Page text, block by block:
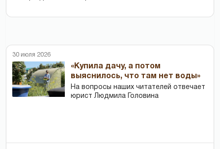
30 июля 2026
«Купила дачу, а потом
выяснилось, что там нет воды»
На вопросы наших читателей отвечает
юрист Людмила Головина